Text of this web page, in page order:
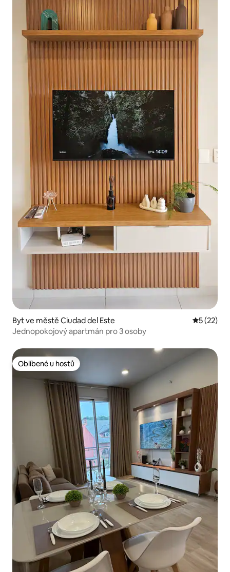
Byt ve městě Ciudad del Este Průměrné
5 (22)
Jednopokojový apartmán pro 3 osoby
Oblíbené u hostů
Oblíbené u hostů